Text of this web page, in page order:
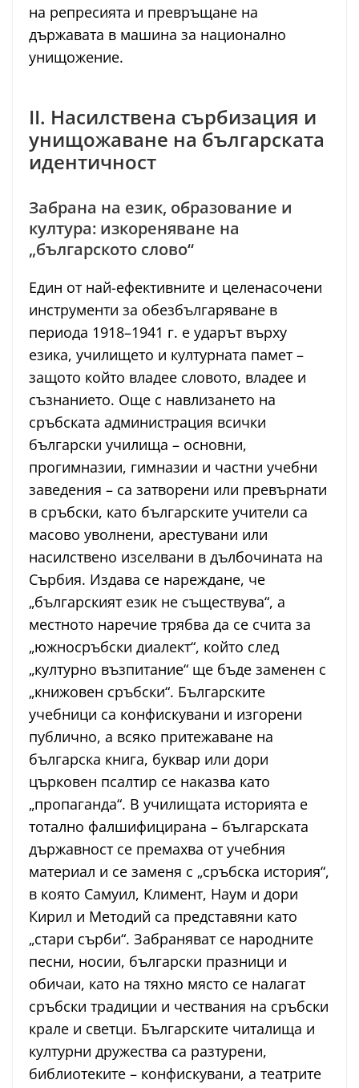
на репресията и превръщане на
държавата в машина за национално
унищожение.
II. Насилствена сърбизация и
унищожаване на българската
идентичност
Забрана на език, образование и
култура: изкореняване на
„българското слово“
Един от най-ефективните и целенасочени
инструменти за обезбългаряване в
периода 1918–1941 г. е ударът върху
езика, училището и културната памет –
защото който владее словото, владее и
съзнанието. Още с навлизането на
сръбската администрация всички
български училища – основни,
прогимназии, гимназии и частни учебни
заведения – са затворени или превърнати
в сръбски, като българските учители са
масово уволнени, арестувани или
насилствено изселвани в дълбочината на
Сърбия. Издава се нареждане, че
„българският език не съществува“, а
местното наречие трябва да се счита за
„южносръбски диалект“, който след
„културно възпитание“ ще бъде заменен с
„книжовен сръбски“. Българските
учебници са конфискувани и изгорени
публично, а всяко притежаване на
българска книга, буквар или дори
църковен псалтир се наказва като
„пропаганда“. В училищата историята е
тотално фалшифицирана – българската
държавност се премахва от учебния
материал и се заменя с „сръбска история“,
в която Самуил, Климент, Наум и дори
Кирил и Методий са представяни като
„стари сърби“. Забраняват се народните
песни, носии, български празници и
обичаи, като на тяхно място се налагат
сръбски традиции и чествания на сръбски
крале и светци. Българските читалища и
културни дружества са разтурени,
библиотеките – конфискувани, а театрите